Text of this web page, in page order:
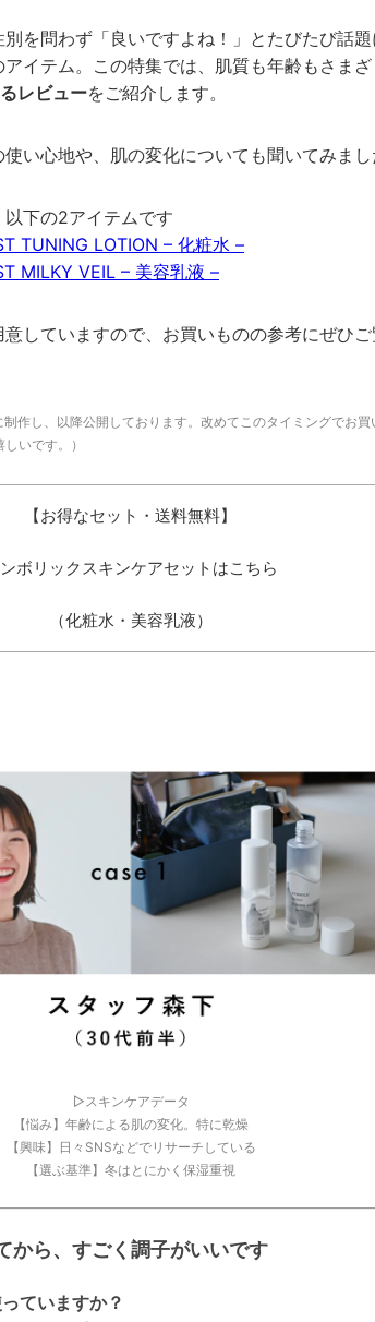
を問わず「良いですよね！」とたびたび話題
イテム。この特集では、 肌質も年齢 もさま
レビューをご紹介します。
使い心地や、肌の変化についても聞いてみまし
下の2アイテムです
TUNING LOTION – 化粧水 –
MILKY VEIL – 美容乳液 –
していますので、お買いものの参考にぜひご
制作し、以降公開しております。改めてこのタイミングでお買
いです。）
【お得なセット・送料無料】
ボリックスキンケアセットはこちら
（化粧水・美容乳液）
▷スキンケアデータ
【悩み】年齢による肌の変化。特に乾燥
【興味】日々SNSなどでリサーチしている
【選ぶ基準】冬はとにかく保湿重視
から、すごく調子がいいです
ていますか？